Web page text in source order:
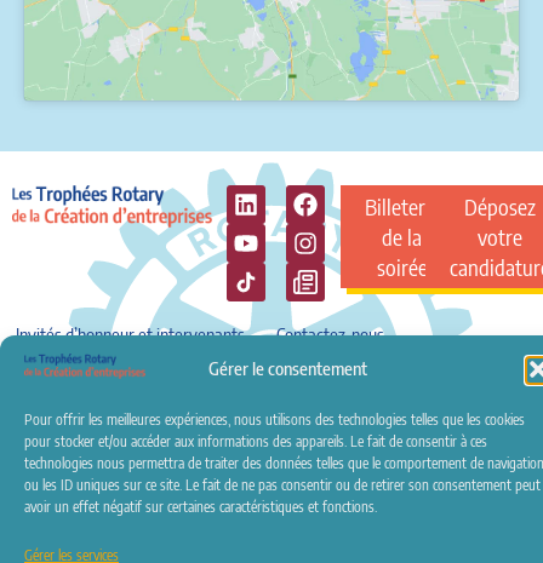
Gérer le consentement
Pour offrir les meilleures expériences, nous utilisons des technologies telles que les cookies
pour stocker et/ou accéder aux informations des appareils. Le fait de consentir à ces
technologies nous permettra de traiter des données telles que le comportement de navigation
ou les ID uniques sur ce site. Le fait de ne pas consentir ou de retirer son consentement peut
avoir un effet négatif sur certaines caractéristiques et fonctions.
Gérer les services
Billeterie
de la
soirée
Déposez
votre
Invités d’honneur et intervenants
Contactez-nous
Revue de presse
Conditions de participation
Crédits
Politique de confidentialité Politique de cookies (UE)
Rotary Clubs Partenaires